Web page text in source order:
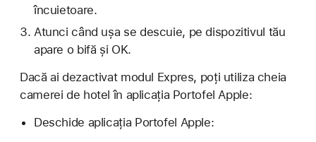
încuietoare.
Atunci când ușa se descuie, pe dispozitivul tău
apare o bifă și OK.
Dacă ai dezactivat modul Expres, poți utiliza cheia
camerei de hotel în aplicația Portofel Apple:
Deschide aplicația Portofel Apple: